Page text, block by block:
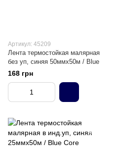
Артикул: 45209
Лента термостойкая малярная
без уп, синяя 50ммх50м / Blue
168 грн